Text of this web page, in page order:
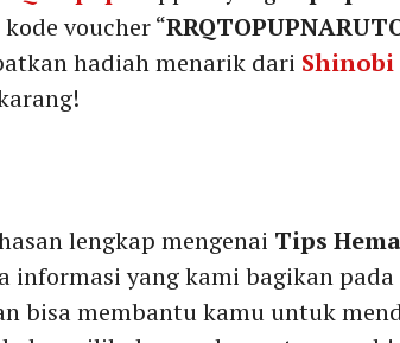
voucher “
hadiah menarik dari Shinobi
lengkap mengenai Tips
informasi yang kami bagikan
bisa membantu kamu untuk